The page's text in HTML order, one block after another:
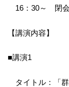
16：30～ 閉会
【講演内容】
■講演1
タイトル：「群